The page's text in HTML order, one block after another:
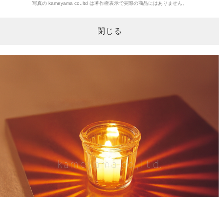
写真の kameyama co.,ltd は著作権表示で実際の商品にはありません。
閉じる